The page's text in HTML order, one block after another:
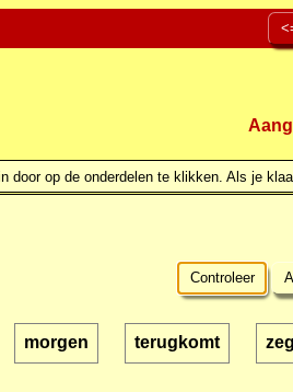
door op de onderdelen te klikken. Als je
Controleer
morgen terugkomt